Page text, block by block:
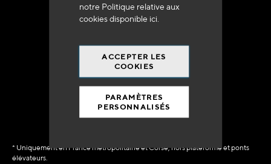
notre Politique relative aux
cookies disponible ici
ACCEPTER LES
COOKIES
PARAMÈTRES
PERSONNALISÉS
90% du catalogue
en disponibilité
immédiate
* Uniquement en France métropolitaine et Corse, hors plateforme et ponts
élévateurs.